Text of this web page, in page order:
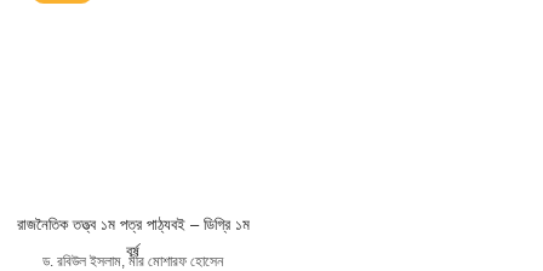
রাজনৈতিক তত্ত্ব ১ম পত্র পাঠ্যবই – ডিগ্রি ১ম
বর্ষ
ড. রবিউল ইসলাম, মীর মোশারফ হোসেন